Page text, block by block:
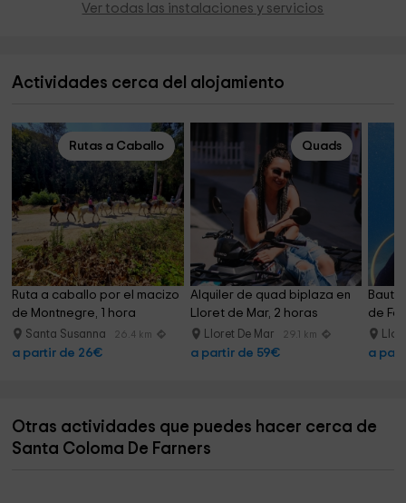
Ver todas las instalaciones y servicios
Actividades cerca del alojamiento
Rutas a Caballo
Ruta a caballo por el macizo
de Montnegre, 1 hora
Santa Susanna 26.4 km
a partir de 26€
Quads
Alquiler de quad biplaza en
Lloret de Mar, 2 horas
Lloret De Mar 29.1 km
a partir de 59€
de
a
Otras actividades que puedes hacer cerca de
Santa Coloma De Farners